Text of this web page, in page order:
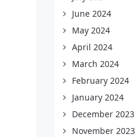
June 2024
May 2024
April 2024
March 2024
February 2024
January 2024
December 2023
November 2023